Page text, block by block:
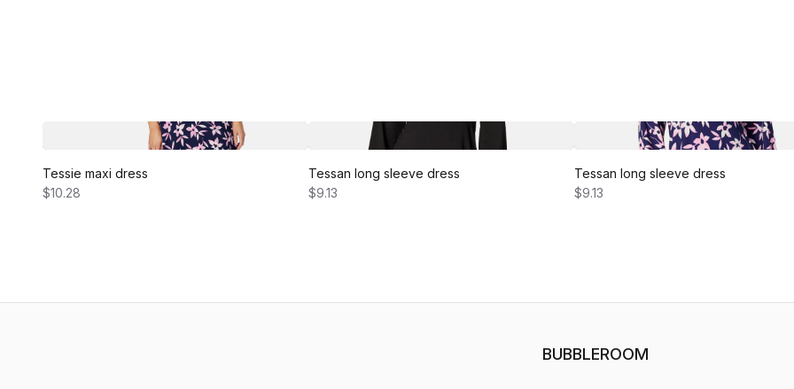
Tessie maxi dress
$10.28
Tessan long sleeve dress
$9.13
Tessan long sleeve dress
$9.13
BUBBLEROOM